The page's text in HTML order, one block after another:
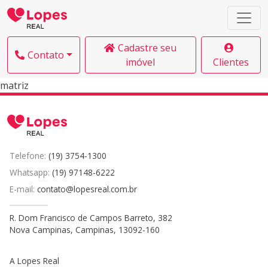
Contato
Cadastre seu
imóvel
Clientes
matriz
Telefone: (19) 3754-1300
Whatsapp: (19) 97148-6222
E-mail: contato@lopesreal.com.br
R. Dom Francisco de Campos Barreto, 382
Nova Campinas, Campinas, 13092-160
A Lopes Real